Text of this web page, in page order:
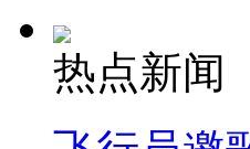
热点新闻